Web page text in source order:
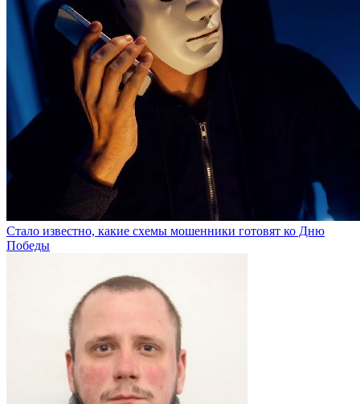
Стало известно, какие схемы мошенники готовят ко Дню
Победы